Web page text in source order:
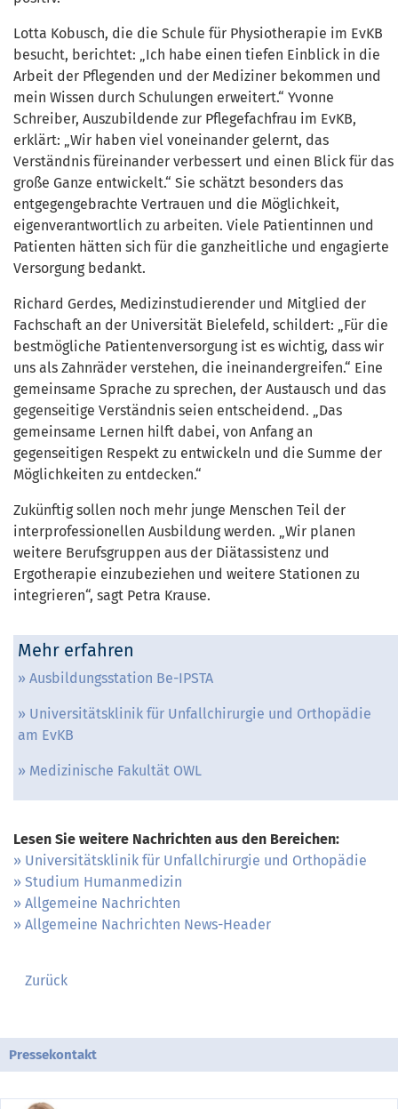
Lotta Kobusch, die die Schule für Physiotherapie im EvKB
besucht, berichtet: „Ich habe einen tiefen Einblick in die
Arbeit der Pflegenden und der Mediziner bekommen und
mein Wissen durch Schulungen erweitert.“ Yvonne
Schreiber, Auszubildende zur Pflegefachfrau im EvKB,
erklärt: „Wir haben viel voneinander gelernt, das
Verständnis füreinander verbessert und einen Blick für das
große Ganze entwickelt.“ Sie schätzt besonders das
entgegengebrachte Vertrauen und die Möglichkeit,
eigenverantwortlich zu arbeiten. Viele Patientinnen und
Patienten hätten sich für die ganzheitliche und engagierte
Versorgung bedankt.
Richard Gerdes, Medizinstudierender und Mitglied der
Fachschaft an der Universität Bielefeld, schildert: „Für die
bestmögliche Patientenversorgung ist es wichtig, dass wir
uns als Zahnräder verstehen, die ineinandergreifen.“ Eine
gemeinsame Sprache zu sprechen, der Austausch und das
gegenseitige Verständnis seien entscheidend. „Das
gemeinsame Lernen hilft dabei, von Anfang an
gegenseitigen Respekt zu entwickeln und die Summe der
Möglichkeiten zu entdecken.“
Zukünftig sollen noch mehr junge Menschen Teil der
interprofessionellen Ausbildung werden. „Wir planen
weitere Berufsgruppen aus der Diätassistenz und
Ergotherapie einzubeziehen und weitere Stationen zu
integrieren“, sagt Petra Krause.
Mehr erfahren
Ausbildungsstation Be-IPSTA
Universitätsklinik für Unfallchirurgie und Orthopädie
am EvKB
Medizinische Fakultät OWL
Lesen Sie weitere Nachrichten aus den Bereichen:
Universitätsklinik für Unfallchirurgie und Orthopädie
Studium Humanmedizin
Allgemeine Nachrichten
Allgemeine Nachrichten News-Header
Zurück
Pressekontakt